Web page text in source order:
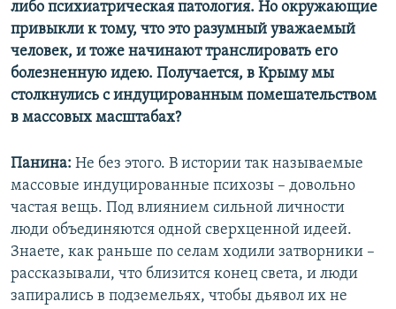
либо психиатрическая патология. Но окружающие
привыкли к тому, что это разумный уважаемый
человек, и тоже начинают транслировать его
болезненную идею. Получается, в Крыму мы
столкнулись с индуцированным помешательством
в массовых масштабах?
Панина: Не без этого. В истории так называемые
массовые индуцированные психозы – довольно
частая вещь. Под влиянием сильной личности
люди объединяются одной сверхценной идеей.
Знаете, как раньше по селам ходили затворники –
рассказывали, что близится конец света, и люди
запирались в подземельях, чтобы дьявол их не